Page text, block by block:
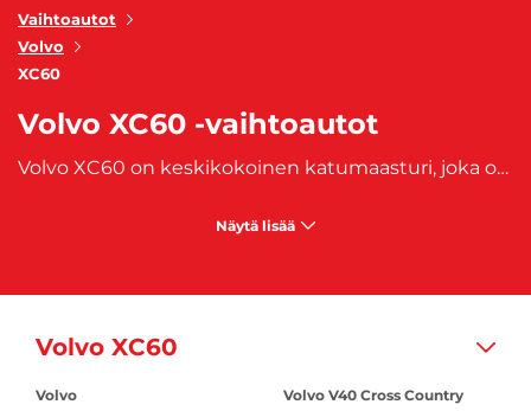
Vaihtoautot
Volvo
XC60
Volvo XC60 -vaihtoautot
Volvo XC60 on keskikokoinen katumaasturi, joka on varustettu tyylikkäällä muotoilulla, erinomaisilla turvallisuusominaisuuksilla ja laadukkailla sisätiloilla. Volvo XC60 on erinomainen valinta niille, jotka etsivät luotettavaa, tyylikästä ja turvallista katumaasturia, josta löytyy hyvä yhdistelmä suorituskykyä, mukavuutta ja tilavuutta. XC60-mallin lisäksi Volvon XC-malliperheeseen kuuluvat
Näytä lisää
Volvo XC60
Volvo
Volvo V40 Cross Country